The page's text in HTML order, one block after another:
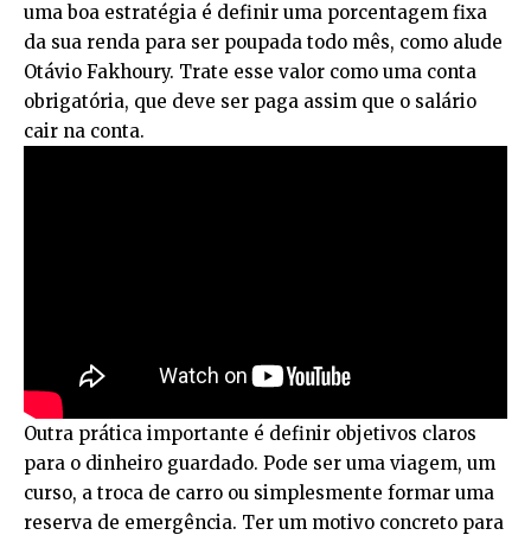
uma boa estratégia é definir uma porcentagem fixa
da sua renda para ser poupada todo mês, como alude
Otávio Fakhoury. Trate esse valor como uma conta
obrigatória, que deve ser paga assim que o salário
cair na conta.
Outra prática importante é definir objetivos claros
para o dinheiro guardado. Pode ser uma viagem, um
curso, a troca de carro ou simplesmente formar uma
reserva de emergência. Ter um motivo concreto para